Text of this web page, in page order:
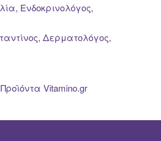
Ενδοκρινολόγος,
Δερματολόγος,
Vitamino.gr